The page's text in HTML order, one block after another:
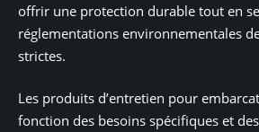
offrir une protection durable tout en
réglementations environnementales
strictes.
Les produits d’entretien pour
fonction des besoins spécifiques et